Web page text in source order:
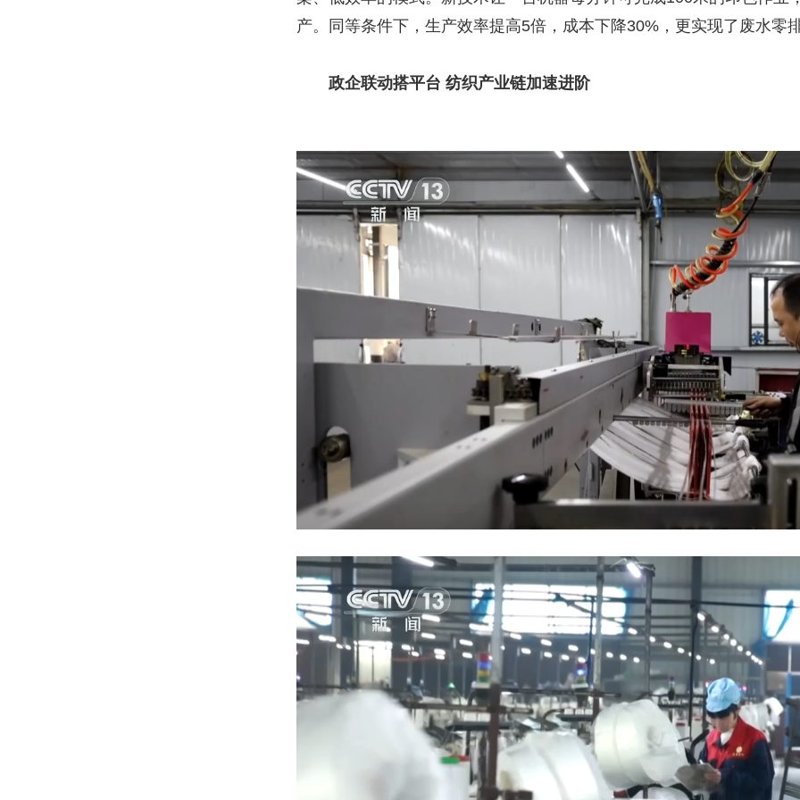
产。同等条件下，生产效率提高5倍，成本下降30%，更实现了废水零
政企联动搭平台 纺织产业链加速进阶